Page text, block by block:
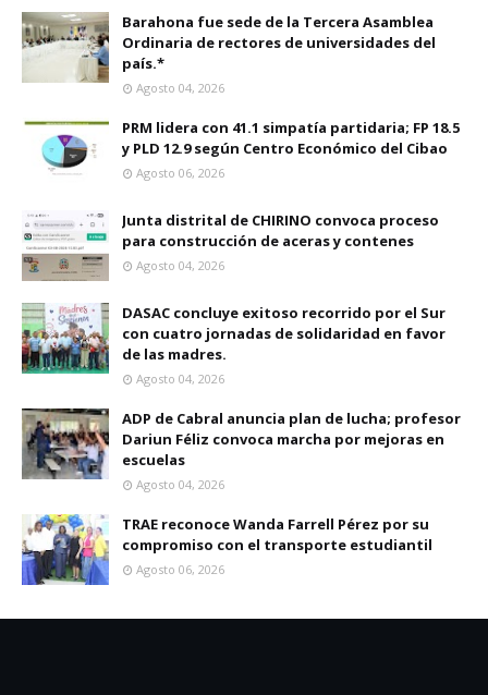
Barahona fue sede de la Tercera Asamblea
Ordinaria de rectores de universidades del
país.*
Agosto 04, 2026
PRM lidera con 41.1 simpatía partidaria; FP 18.5
y PLD 12.9 según Centro Económico del Cibao
Agosto 06, 2026
Junta distrital de CHIRINO convoca proceso
para construcción de aceras y contenes
Agosto 04, 2026
DASAC concluye exitoso recorrido por el Sur
con cuatro jornadas de solidaridad en favor
de las madres.
Agosto 04, 2026
ADP de Cabral anuncia plan de lucha; profesor
Dariun Féliz convoca marcha por mejoras en
escuelas
Agosto 04, 2026
TRAE reconoce Wanda Farrell Pérez por su
compromiso con el transporte estudiantil
Agosto 06, 2026